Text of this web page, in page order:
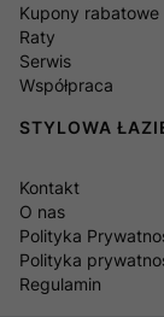
Kupony rabatowe
Raty
Serwis
Współpraca
STYLOWA
Kontakt
O nas
Polityka
Polityka
Regulamin